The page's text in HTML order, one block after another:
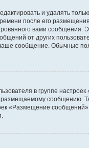
и удалять
после его
вами сообщения.
от других
сообщение. Обычные
в группе
сообщению.
«Размещение